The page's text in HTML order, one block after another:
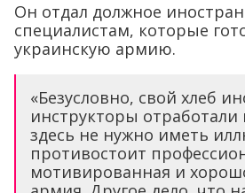
Он отдал должное
специалистам, которые
украинскую армию.
«Безусловно, свой хлеб
инструкторы
здесь не нужно иметь
противостоит
мотивированная и